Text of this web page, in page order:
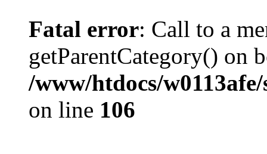
Fatal error: Call to a
getParentCategory() on
/www/htdocs/
on line 106